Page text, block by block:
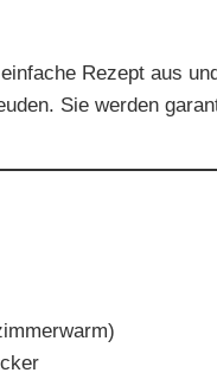
Rezept aus
Sie werden